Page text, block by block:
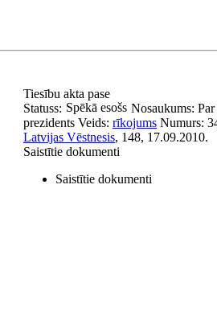
Tiesību akta pase
Nosaukums:
Statuss: Spēkā esošs
prezidents Veids: rīkojums Numurs:
Latvijas Vēstnesis, 148, 17.09.2010.
Saistītie dokumenti
Saistītie dokumenti